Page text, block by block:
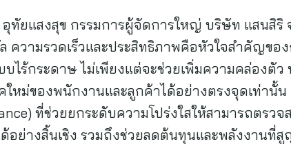
ทัยแสงสุข กรรมการผู้จัดการใหญ่ บริษัท แสนสิริ
ความรวดเร็วและประสิทธิภาพคือหัวใจสำคัญขอ
บไร้กระดาษ ไม่เพียงแต่จะช่วยเพิ่มความคล่องตั
ใหม่ของพนักงานและลูกค้าได้อย่างตรงจุดเท่านั้
ที่ช่วยยกระดับความโปร่งใสให้สามารถตรว
อย่างสิ้นเชิง รวมถึงช่วยลดต้นทุนและพลังงานที่สู